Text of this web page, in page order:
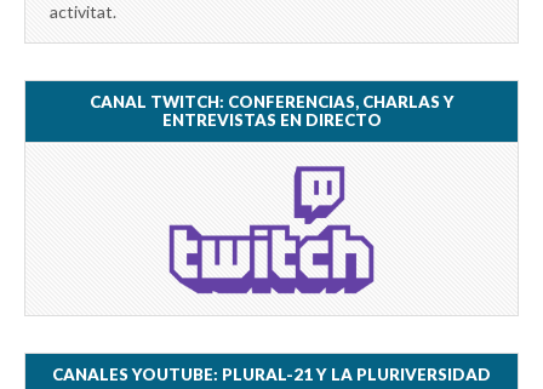
activitat.
CANAL TWITCH: CONFERENCIAS, CHARLAS Y
ENTREVISTAS EN DIRECTO
CANALES YOUTUBE: PLURAL-21 Y LA PLURIVERSIDAD